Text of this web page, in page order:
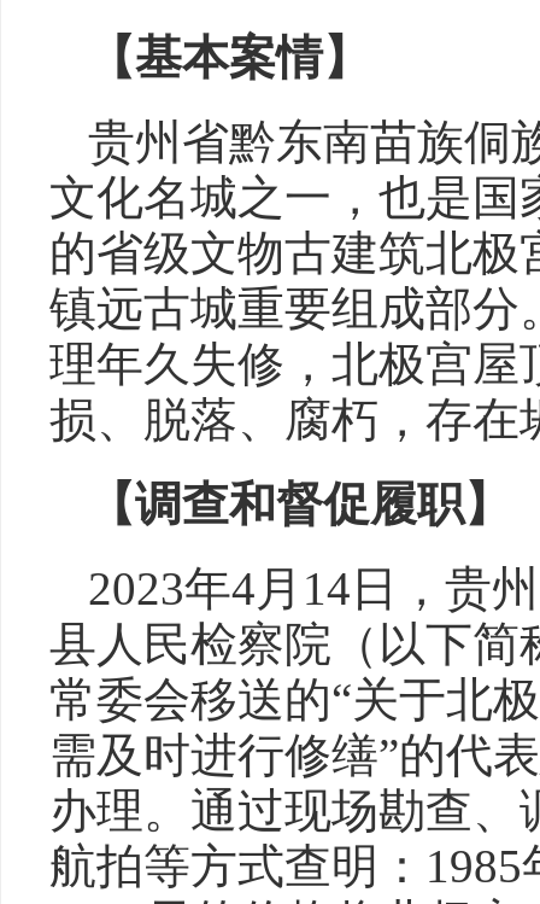
【基本案情】
贵州省黔东南苗族侗
文化名城之一，也是
的省级文物古建筑北
镇远古城重要组成部
理年久失修，北极宫
损、脱落、腐朽，存在
【调查和督促履职】
2023年4月14日，贵
县人民检察院（以下
常委会移送的“关于北
需及时进行修缮”的代
办理。通过现场勘查
航拍等方式查明：